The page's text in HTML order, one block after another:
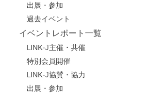
出展・参加
過去イベント
イベントレポート一覧
LINK-J主催・共催
特別会員開催
LINK-J協賛・協力
出展・参加